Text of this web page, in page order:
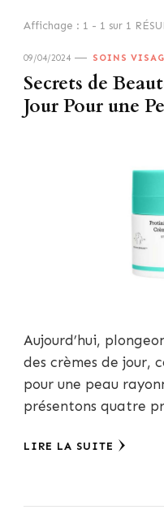
Affichage : 1 - 1 sur 1
09/04/2024 SOINS
Secrets de
Jour Pour une
Aujourd’hui,
des crèmes de jour,
pour une peau
présentons quatre
LIRE LA SUITE